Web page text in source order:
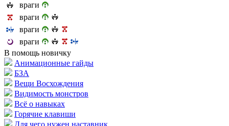
враги
враги
враги
враги
В помощь новичку
Анимационные гайды
БЗА
Вещи Восхождения
Видимость монстров
Всё о навыках
Горячие клавиши
Для чего нужен наставник